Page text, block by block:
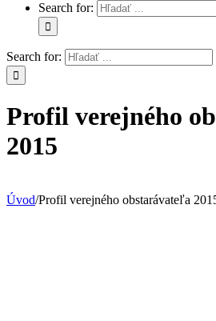
Search for:
Search for:
Profil verejného
2015
Úvod/Profil verejného obstarávateľa